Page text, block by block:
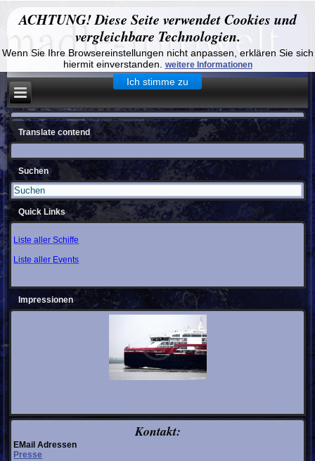
ACHTUNG! Diese Seite verwendet Cookies und
vergleichbare Technologien.
Wenn Sie Ihre Browsereinstellungen nicht anpassen, erklären Sie sich
hiermit einverstanden.
weitere Informationen
Ich stimme zu
Translate contend
Suchen
Quick Links
Liste aller Schiffe
Liste aller Events
Impressionen
Kontakt:
EMail Adressen
Presse